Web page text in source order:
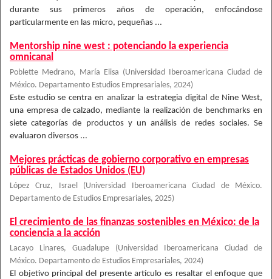
durante sus primeros años de operación, enfocándose
particularmente en las micro, pequeñas ...
Mentorship nine west : potenciando la experiencia
omnicanal
Poblette Medrano, María Elisa (Universidad Iberoamericana Ciudad de
México. Departamento Estudios Empresariales, 2024)
Este estudio se centra en analizar la estrategia digital de Nine West,
una empresa de calzado, mediante la realización de benchmarks en
siete categorías de productos y un análisis de redes sociales. Se
evaluaron diversos ...
Mejores prácticas de gobierno corporativo en empresas
públicas de Estados Unidos (EU)
López Cruz, Israel (Universidad Iberoamericana Ciudad de México.
Departamento de Estudios Empresariales, 2025)
El crecimiento de las finanzas sostenibles en México: de la
conciencia a la acción
Lacayo Linares, Guadalupe (Universidad Iberoamericana Ciudad de
México. Departamento de Estudios Empresariales, 2024)
El objetivo principal del presente artículo es resaltar el enfoque que